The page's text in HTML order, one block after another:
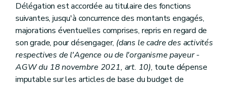
Délégation est accordée au titulaire des fonctions
suivantes, jusqu'à concurrence des montants engagés,
majorations éventuelles comprises, repris en regard de
son grade, pour désengager, (dans le cadre des activités
respectives de l'Agence ou de l'organisme payeur -
AGW du 18 novembre 2021, art. 10), toute dépense
imputable sur les articles de base du budget de